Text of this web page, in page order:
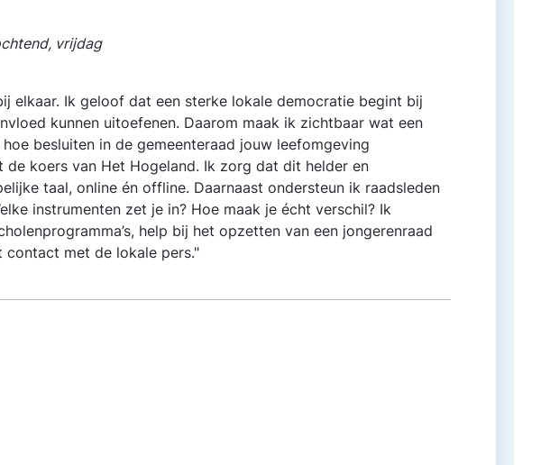
vrijdag
elkaar. Ik geloof dat een sterke lokale democratie begint bij
kunnen uitoefenen. Daarom maak ik zichtbaar wat een
besluiten in de gemeente­raad jouw leefomgeving
de koers van Het Hogeland. Ik zorg dat dit helder en
taal, online én offline. Daarnaast ondersteun ik raadsleden
instrumenten zet je in? Hoe maak je écht verschil? Ik
help bij het opzetten van een jongerenraad
contact met de lokale pers."